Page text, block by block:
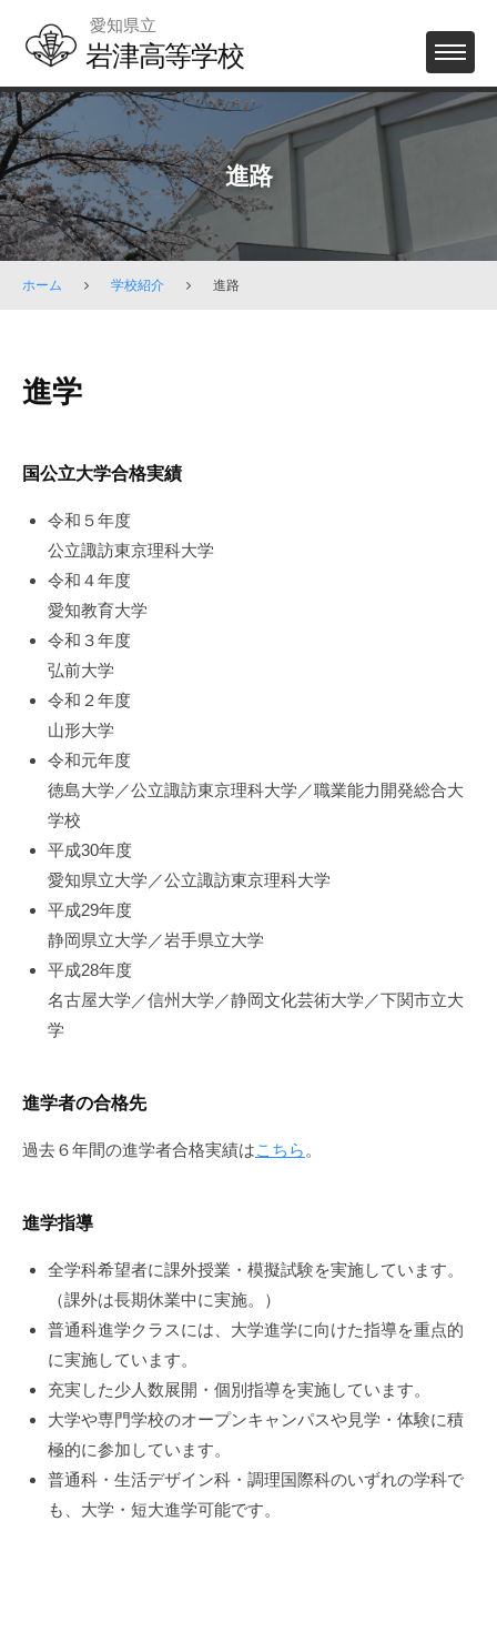
content
愛知県立
岩津高等学校 MENU
進路
ホーム 学校紹介 進路
進
路
年
日
進学
国公立大学合格実績
令和５年度
公立諏訪東京理科大学
令和４年度
愛知教育大学
令和３年度
弘前大学
令和２年度
山形大学
令和元年度
徳島大学／公立諏訪東京理科大学／職業能力開発総合大
学校
平成30年度
愛知県立大学／公立諏訪東京理科大学
平成29年度
静岡県立大学／岩手県立大学
平成28年度
名古屋大学／信州大学／静岡文化芸術大学／下関市立大
学
進学者の合格先
過去６年間の進学者合格実績はこちら 。
進学指導
全学科希望者に課外授業・模擬試験を実施しています。
（課外は長期休業中に実施。）
普通科進学クラスには、大学進学に向けた指導を重点的
に実施しています。
充実した少人数展開・個別指導を実施しています。
大学や専門学校のオープンキャンパスや見学・体験に積
極的に参加しています。
普通科・生活デザイン科・調理国際科のいずれの学科で
も、大学・短大進学可能です。